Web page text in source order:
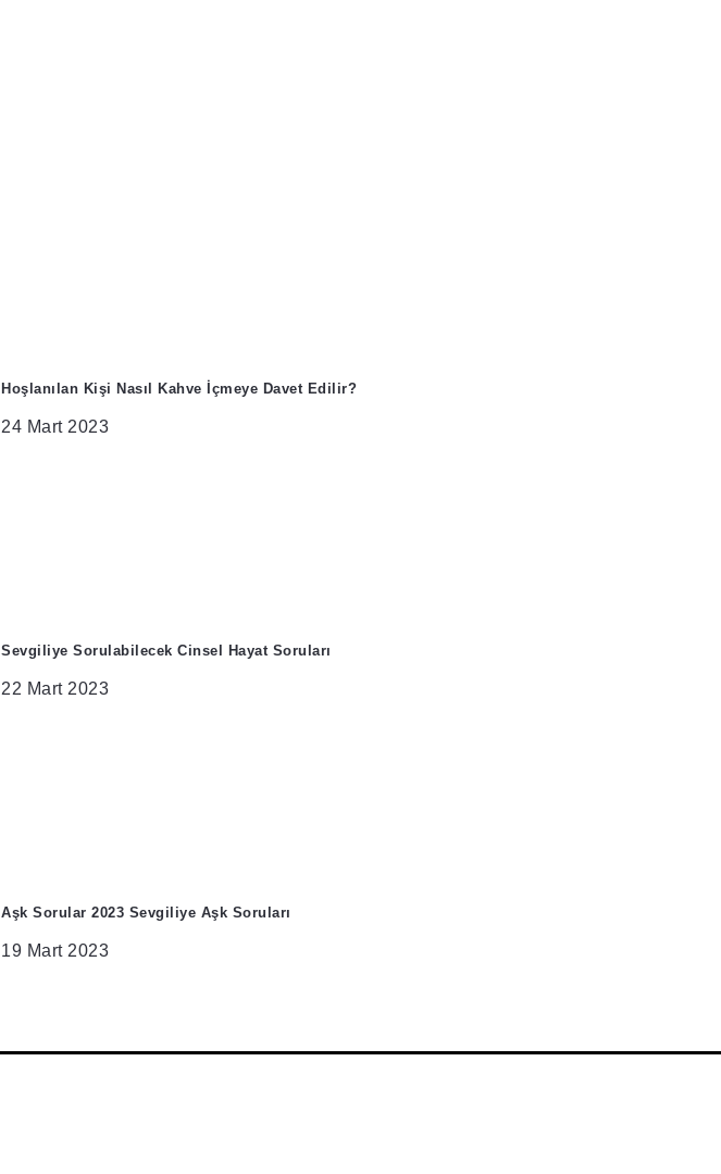
Hoşlanılan Kişi Nasıl Kahve İçmeye Davet Edilir?
24 Mart 2023
Sevgiliye Sorulabilecek Cinsel Hayat Soruları
22 Mart 2023
Aşk Sorular 2023 Sevgiliye Aşk Soruları
19 Mart 2023